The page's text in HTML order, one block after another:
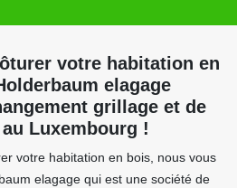
votre habitation en
elagage
grillage et de
Luxembourg !
votre habitation en bois, nous vous
elagage qui est une société de